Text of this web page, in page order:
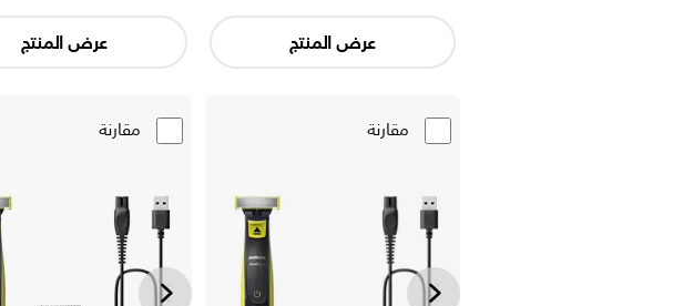
عرض المنتج عرض المنتج
مقارنة مقارنة